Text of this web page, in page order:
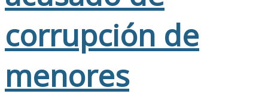
corrupción de
menores